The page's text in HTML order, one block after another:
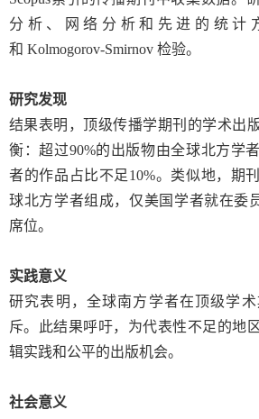
分析、网络分析和先进的统计
和 Kolmogorov-Smirnov 检验。
研究发现
结果表明，顶级传播学期刊的学术出
衡：超过90%的出版物由全球北方学
者的作品占比不足 10%。类似地，期
球北方学者组成，仅美国学者就在委
席位。
实践意义
研究表明，全球南方学者在顶级学
斥。此结果呼吁，为代表性不足的地
辑实践和公平的出版机会。
社会意义